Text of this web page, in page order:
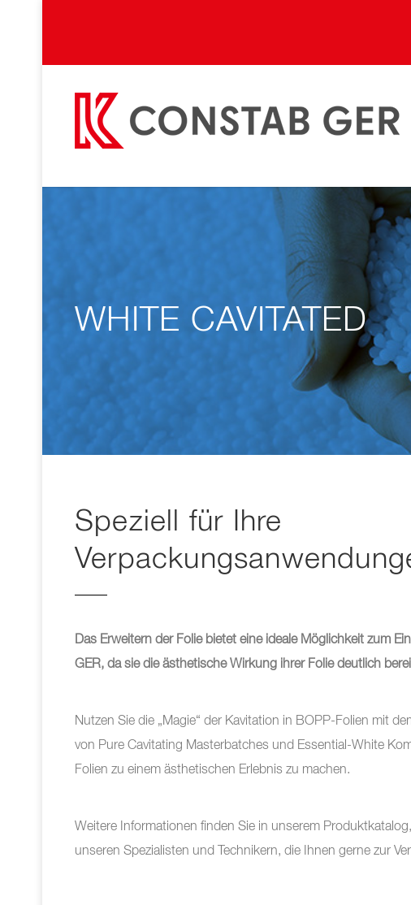
WHITE CAVITATED
Speziell für Ihre
Das Erweitern der Folie bietet eine ideale Möglichkeit zum
GER, da sie die ästhetische Wirkung ihrer Folie deutlich
Nutzen Sie die „Magie“ der Kavitation in BOPP-Folien mit
von Pure Cavitating Masterbatches und Essential-White
Folien zu einem ästhetischen Erlebnis zu machen.
Weitere Informationen finden Sie in unserem
unseren Spezialisten und Technikern, die Ihnen gerne zur